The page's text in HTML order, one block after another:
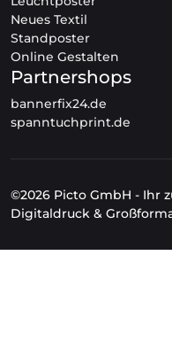
Neues Textil
Standposter
Online Gestalten
Partnershops
bannerfix24.de
spanntuchprint.de
©2026 Picto GmbH - Ihr
Digitaldruck &